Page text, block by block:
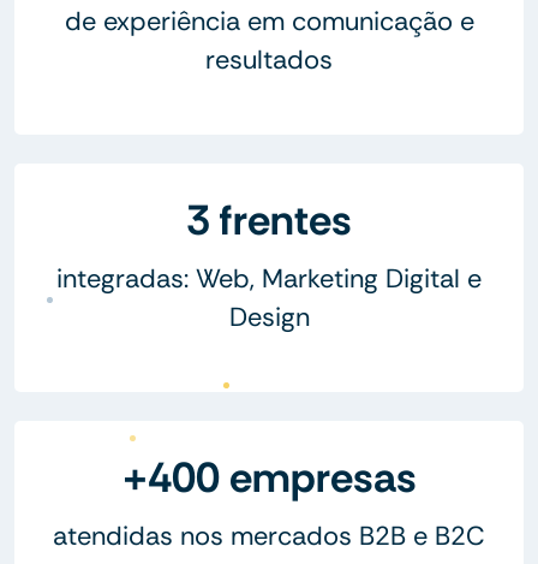
de experiência em comunicação e
resultados
3 frentes
integradas: Web, Marketing Digital e
Design
+400 empresas
atendidas nos mercados B2B e B2C